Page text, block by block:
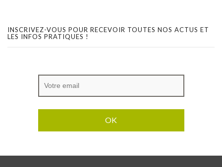
INSCRIVEZ-VOUS POUR RECEVOIR TOUTES NOS ACTUS ET
LES INFOS PRATIQUES !